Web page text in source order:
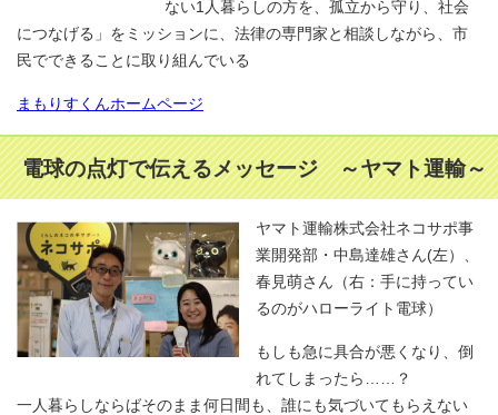
ない1人暮らしの方を、孤立から守り、社会
につなげる」をミッションに、法律の専門家と相談しながら、市
民でできることに取り組んでいる
まもりすくんホームページ
電球の点灯で伝えるメッセージ ～ヤマト運輸～
ヤマト運輸株式会社ネコサポ事
業開発部・中島達雄さん(左）、
春見萌さん（右：手に持ってい
るのがハローライト電球）
もしも急に具合が悪くなり、倒
れてしまったら……？
一人暮らしならばそのまま何日間も、誰にも気づいてもらえない